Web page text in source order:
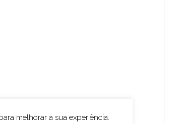
melhorar a sua experiência.